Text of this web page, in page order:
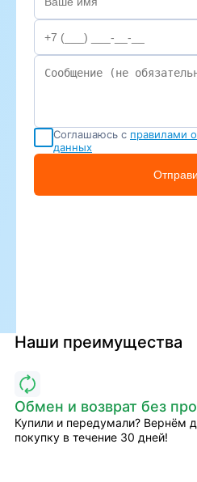
Соглашаюсь с правилами
данных
Наши преимущества
Обмен и возврат без
Купили и передумали? Вернём
покупку в течение 30 дней!